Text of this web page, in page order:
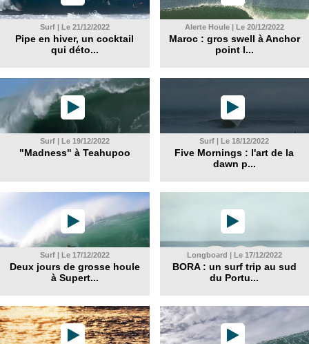
Surf | Le 21/12/2022
Pipe en hiver, un cocktail
qui déto...
Alerte Houle | Le 20/12/2022
Maroc : gros swell à Anchor
point l...
Surf | Le 19/12/2022
"Madness" à Teahupoo
Surf | Le 18/12/2022
Five Mornings : l'art de la
dawn p...
Surf | Le 17/12/2022
Deux jours de grosse houle
à Supert...
Longboard | Le 17/12/2022
BORA : un surf trip au sud
du Portu...